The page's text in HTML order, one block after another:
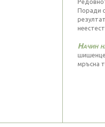
Поради
Начин
мръсна